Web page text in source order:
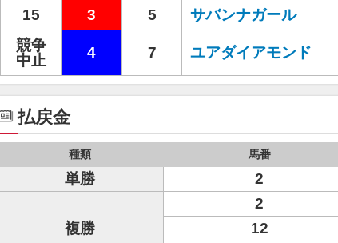
15
3 5 サバンナガール
競争
中止
4 7 ユアダイアモンド
払戻金
種類 馬番
単勝 2
複勝
2
12